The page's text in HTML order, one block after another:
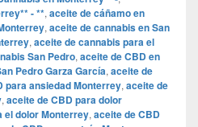
- **, aceite de cáñamo en
, aceite de cannabis en San
, aceite de cannabis para el
San Pedro, aceite de CBD en
Pedro Garza García, aceite de
para ansiedad Monterrey, aceite de
, aceite de CBD para dolor
el dolor Monterrey, aceite de CBD